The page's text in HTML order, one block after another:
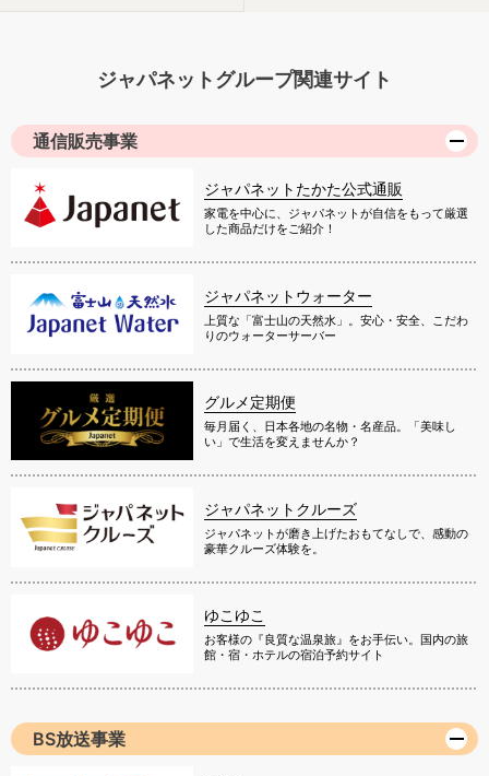
ジャパネットグループ関連サイト
通信販売事業
ジャパネットたかた公式通販
家電を中心に、ジャパネットが自信をもって厳選
した商品だけをご紹介！
ジャパネットウォーター
上質な「富士山の天然水」。安心・安全、こだわ
りのウォーターサーバー
グルメ定期便
毎月届く、日本各地の名物・名産品。「美味し
い」で生活を変えませんか？
ジャパネットクルーズ
ジャパネットが磨き上げたおもてなしで、感動の
豪華クルーズ体験を。
ゆこゆこ
お客様の『良質な温泉旅』をお手伝い。国内の旅
館・宿・ホテルの宿泊予約サイト
BS放送事業